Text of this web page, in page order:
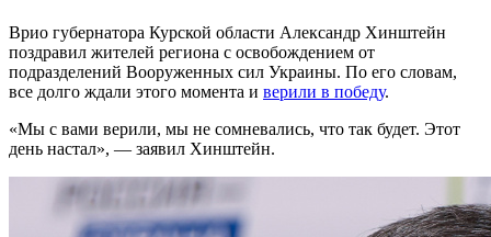
Врио губернатора Курской области Александр Хинштейн
поздравил жителей региона с освобождением от
подразделений Вооруженных сил Украины. По его словам,
все долго ждали этого момента и верили в победу.
«Мы с вами верили, мы не сомневались, что так будет. Этот
день настал», — заявил Хинштейн.